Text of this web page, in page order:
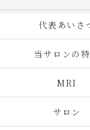
代表あいさ
当サロンの
MRI
サロン